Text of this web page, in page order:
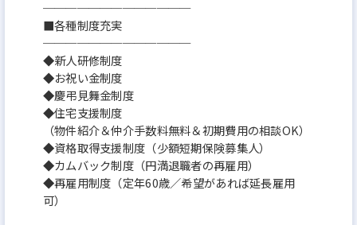
─────────────
■各種制度充実
─────────────
◆新人研修制度
◆お祝い金制度
◆慶弔見舞金制度
◆住宅支援制度
（物件紹介＆仲介手数料無料＆初期費用の相談OK）
◆資格取得支援制度（少額短期保険募集人）
◆カムバック制度（円満退職者の再雇用）
◆再雇用制度（定年60歳／希望があれば延長雇用
可）